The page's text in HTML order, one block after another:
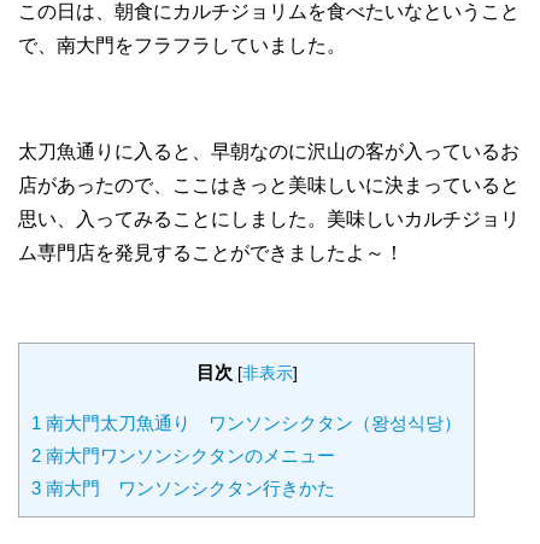
この日は、朝食にカルチジョリムを食べたいなということ
で、南大門をフラフラしていました。
太刀魚通りに入ると、早朝なのに沢山の客が入っているお
店があったので、ここはきっと美味しいに決まっていると
思い、入ってみることにしました。美味しいカルチジョリ
ム専門店を発見することができましたよ～！
目次 [非表示]
1 南大門太刀魚通り ワンソンシクタン（왕성식당）
2 南大門ワンソンシクタンのメニュー
3 南大門 ワンソンシクタン行きかた